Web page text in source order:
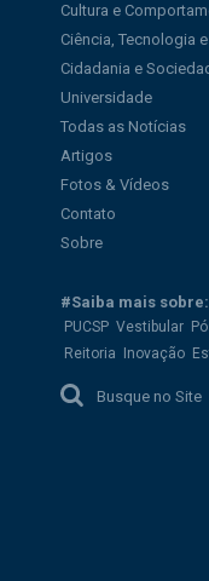
Cultura e
Ciência, Tecnologia
Cidadania e
Universidade
Todas as Notícias
Artigos
Fotos & Vídeos
Contato
Sobre
#Saiba mais sobre:
PUCSP Vestibular
Reitoria
Inovação
Busque no Site